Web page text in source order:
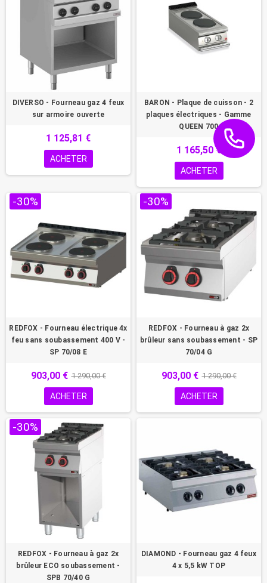
DIVERSO - Fourneau gaz 4 feux
sur armoire ouverte
1 125,81 €
ACHETER
BARON - Plaque de cuisson - 2
plaques électriques - Gamme
QUEEN 700
1 165,50 €
ACHETER
-30%
REDFOX - Fourneau électrique 4x
feu sans soubassement 400 V -
SP 70/08 E
903,00 € 1 290,00 €
ACHETER
-30%
REDFOX - Fourneau à gaz 2x
brûleur sans soubassement - SP
70/04 G
903,00 € 1 290,00 €
ACHETER
-30%
REDFOX - Fourneau à gaz 2x
brûleur ECO soubassement -
SPB 70/40 G
DIAMOND - Fourneau gaz 4 feux
4 x 5,5 kW TOP